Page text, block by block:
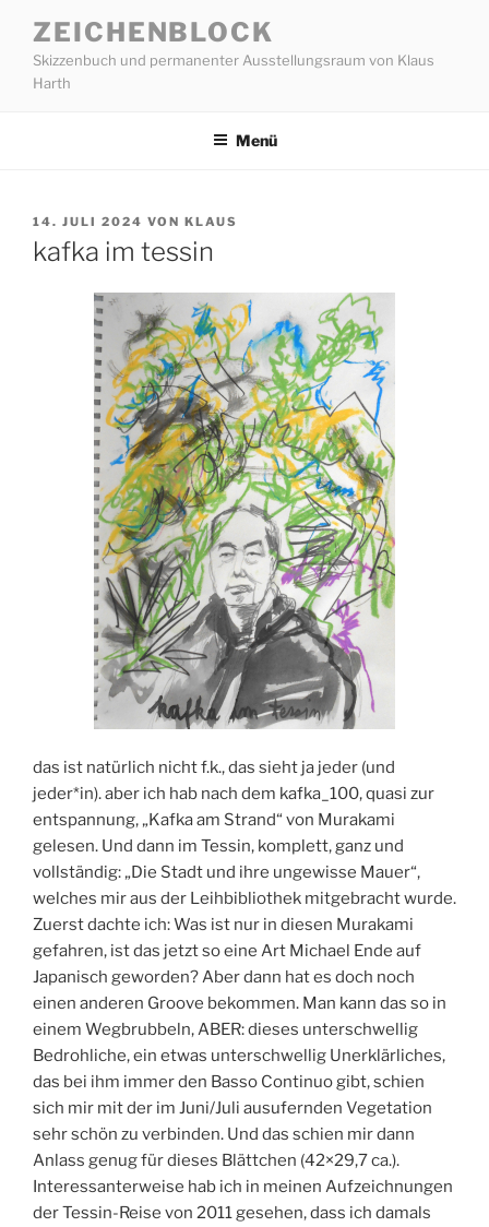
Inhalt
springen
ZEICHENBLOCK
Skizzenbuch und permanenter Ausstellungsraum von Klaus
Harth
Menü
VERÖFFENTLICHT
AM
14. JULI 2024 VON KLAUS
kafka im tessin
das ist natürlich nicht f.k., das sieht ja jeder (und
jeder*in). aber ich hab nach dem kafka_100, quasi zur
entspannung, „Kafka am Strand“ von Murakami
gelesen. Und dann im Tessin, komplett, ganz und
vollständig: „Die Stadt und ihre ungewisse Mauer“,
welches mir aus der Leihbibliothek mitgebracht wurde.
Zuerst dachte ich: Was ist nur in diesen Murakami
gefahren, ist das jetzt so eine Art Michael Ende auf
Japanisch geworden? Aber dann hat es doch noch
einen anderen Groove bekommen. Man kann das so in
einem Wegbrubbeln, ABER: dieses unterschwellig
Bedrohliche, ein etwas unterschwellig Unerklärliches,
das bei ihm immer den Basso Continuo gibt, schien
sich mir mit der im Juni/Juli ausufernden Vegetation
sehr schön zu verbinden. Und das schien mir dann
Anlass genug für dieses Blättchen (42×29,7 ca.).
Interessanterweise hab ich in meinen Aufzeichnungen
der Tessin-Reise von 2011 gesehen, dass ich damals